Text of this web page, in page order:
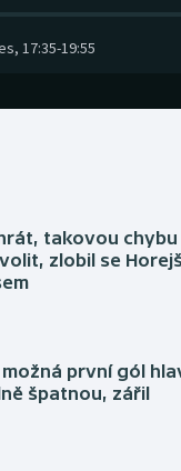
, 17:35-19:55
takovou chybu
zlobil se
první gól
špatnou, zářil